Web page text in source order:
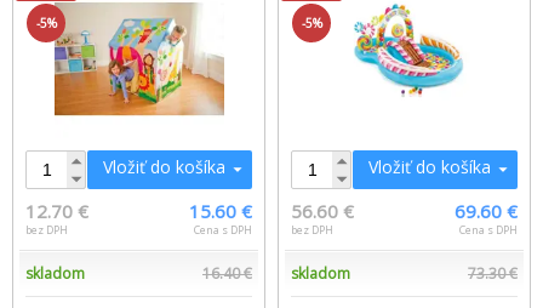
-5%
Vložiť do košíka
12.70 €
bez DPH
15.60 €
Cena s DPH
skladom 16.40 €
-5%
Vložiť do košíka
56.60 €
bez DPH
69.60 €
Cena s DPH
skladom 73.30 €